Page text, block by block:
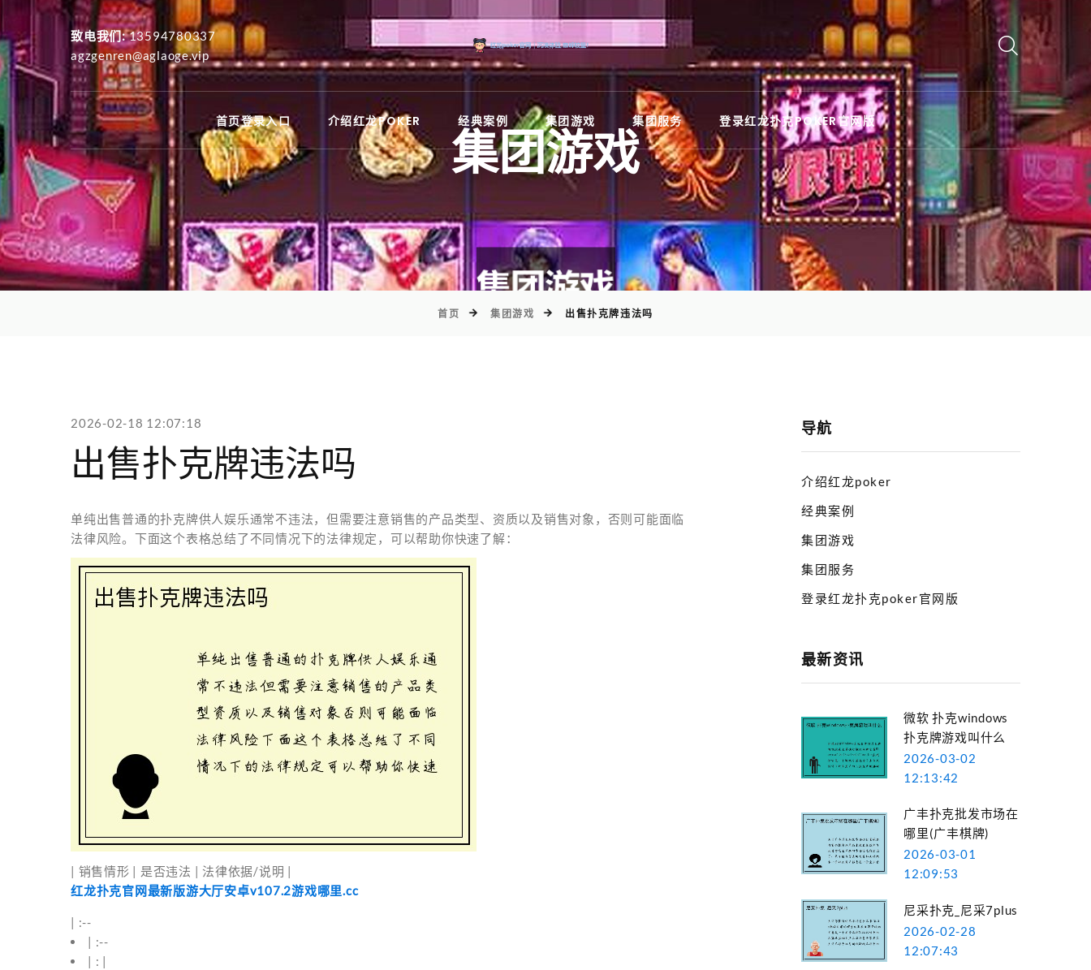
致电我们: 13594780337
agzgenren@aglaoge.vip
首页登录入口 介绍红龙POKER 经典案例 集团游戏 集团服务 登录红龙扑克POKER官网版
集团游戏
首页 集团游戏 出售扑克牌违法吗
2026-02-18 12:07:18
出售扑克牌违法吗
单纯出售普通的扑克牌供人娱乐通常不违法，但需要注意销售的产品类型、资质以及销售对象，否则可能面临
法律风险。下面这个表格总结了不同情况下的法律规定，可以帮助你快速了解：
| 销售情形 | 是否违法 | 法律依据/说明 |
红龙扑克官网最新版游大厅安卓v107.2游戏哪里.cc
| :--
| :--
| : |
导航
介绍红龙poker
经典案例
集团游戏
集团服务
登录红龙扑克poker官网版
最新资讯
微软 扑克windows
扑克牌游戏叫什么
2026-03-02
12:13:42
广丰扑克批发市场在
哪里(广丰棋牌)
2026-03-01
12:09:53
尼采扑克_尼采7plus
2026-02-28
12:07:43